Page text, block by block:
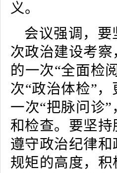
义。
会议强调，
次政治建设考
的一次“全面检
次“政治体检”
一次“把脉问诊
和检查。要坚
遵守政治纪律
规矩的高度，